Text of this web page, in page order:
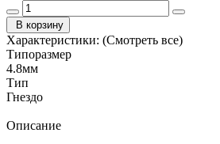
В корзину
Характеристики: (Смотреть все)
Типоразмер
4.8мм
Тип
Гнездо
Описание